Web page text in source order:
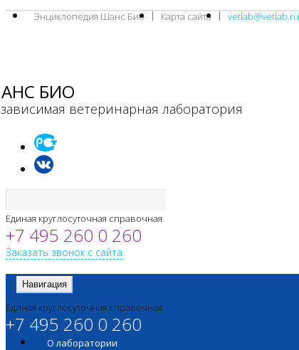
Энциклопедия Шанс Био Карта сайта vetlab@vetlab.ru
БИО
ветеринарная лаборатория
Единая круглосуточная справочная
+7 495 260 0 260
Заказать звонок с сайта
Навигация
Единая круглосуточная справочная
+7 495 260 0 260
О лаборатории